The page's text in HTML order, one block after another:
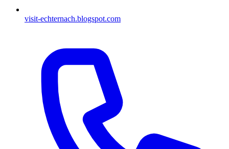
visit-echternach.blogspot.com